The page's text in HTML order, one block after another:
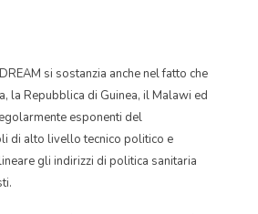
si sostanzia anche nel fatto che
la Repubblica di Guinea, il Malawi ed
esponenti del
di alto livello tecnico politico e
gli indirizzi di politica sanitaria